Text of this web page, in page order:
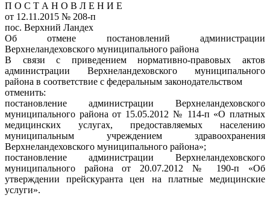
П О С Т А Н О В Л Е Н И Е
от 12.11.2015 № 208-п
пос. Верхний Ландех
Об отмене постановлений администрации
Верхнеландеховского муниципального района
В связи с приведением нормативно-правовых актов
администрации Верхнеландеховского муниципального
района в соответствие с федеральным законодательством
отменить:
постановление администрации Верхнеландеховского
муниципального района от 15.05.2012 № 114-п «О платных
медицинских услугах, предоставляемых населению
муниципальным учреждением здравоохранения
Верхнеландеховского муниципального района»;
постановление администрации Верхнеландеховского
муниципального района от 20.07.2012 № 190-п «Об
утверждении прейскуранта цен на платные медицинские
услуги».